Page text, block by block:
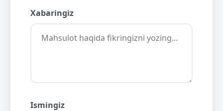
Xabaringiz
Ismingiz